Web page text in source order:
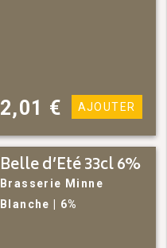
2,01 € AJOUTER
Belle d’Eté 33cl 6%
Brasserie Minne
Blanche
| 6%